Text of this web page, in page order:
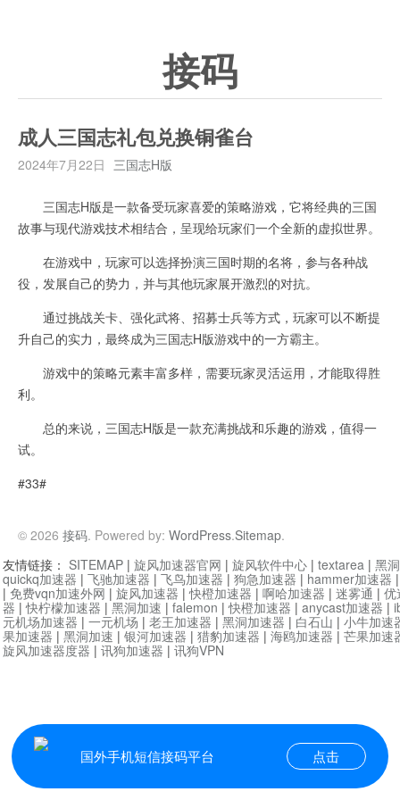
接码
成人三国志礼包兑换铜雀台
2024年7月22日 三国志H版
三国志H版是一款备受玩家喜爱的策略游戏，它将经典的三国
故事与现代游戏技术相结合，呈现给玩家们一个全新的虚拟世界。
在游戏中，玩家可以选择扮演三国时期的名将，参与各种战
役，发展自己的势力，并与其他玩家展开激烈的对抗。
通过挑战关卡、强化武将、招募士兵等方式，玩家可以不断提
升自己的实力，最终成为三国志H版游戏中的一方霸主。
游戏中的策略元素丰富多样，需要玩家灵活运用，才能取得胜
利。
总的来说，三国志H版是一款充满挑战和乐趣的游戏，值得一
试。
#33#
© 2026 接码. Powered by: WordPress.Sitemap.
国外手机短信接码平台 点击
友情链接： SITEMAP | 旋风加速器官网 | 旋风软件中心 | textarea | 黑
quickq加速器 | 飞驰加速器 | 飞鸟加速器 | 狗急加速器 | hammer加速器
| 免费vqn加速外网 | 旋风加速器 |快橙加速器 | 啊哈加速器 | 迷雾通 | 优
器 |快柠檬加速器 | 黑洞加速 | falemon |快橙加速器 | anycast加速器 |
元机场加速器 | 一元机场 | 老王加速器 | 黑洞加速器 | 白石山 | 小牛加速
果加速器 | 黑洞加速 | 银河加速器 | 猎豹加速器 | 海鸥加速器 | 芒果加速
旋风加速器度器 | 讯狗加速器 | 讯狗VPN